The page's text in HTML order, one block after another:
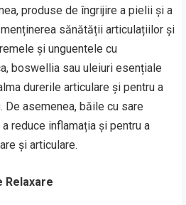
produse de îngrijire a pielii și a
sănătății articulațiilor și
și unguentele cu
boswellia sau uleiuri esențiale
durerile articulare și pentru a
De asemenea, băile cu sare
reduce inflamația și pentru a
și articulare.
Relaxare